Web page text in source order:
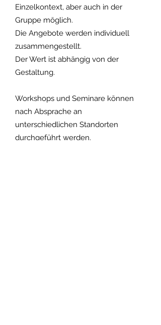
Einzelkontext, aber auch in der
Gruppe möglich.
Die Angebote werden individuell
zusammengestellt.
Der Wert ist abhängig von der
Gestaltung.
Workshops und Seminare können
nach Absprache an
unterschiedlichen Standorten
durchgeführt werden.